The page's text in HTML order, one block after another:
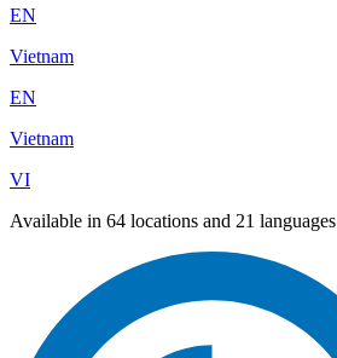
EN
Vietnam
EN
Vietnam
VI
Available in 64 locations and 21 languages